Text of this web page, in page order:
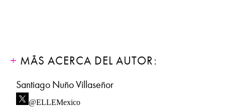
MÁS ACERCA DEL AUTOR:
Santiago Nuño Villaseñor
@ELLEMexico